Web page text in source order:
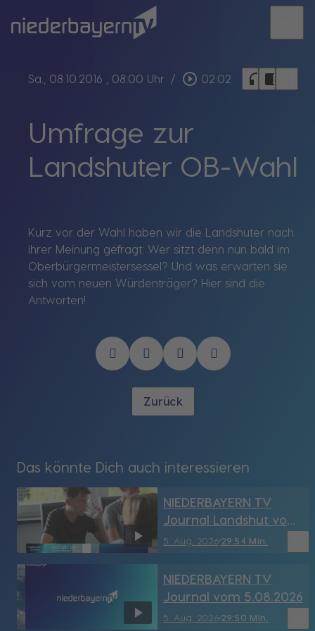
Sa., 08.10.2016 , 08:00 Uhr / play_circle_outline 02:02 headphones chrome_reader_mode
Umfrage zur
Landshuter OB-Wahl
Kurz vor der Wahl haben wir die Landshuter nach
ihrer Meinung gefragt: Wer sitzt denn nun bald im
Oberbürgermeistersessel? Und was erwarten sie
sich vom neuen Würdenträger? Hier sind die
Antworten!
Zurück
Das könnte Dich auch interessieren
5. Aug. 202629:54 Min.
NIEDERBAYERN TV
Journal Landshut vom
5.08.2026
5. Aug. 202629:50 Min.
NIEDERBAYERN TV
Journal vom 5.08.2026